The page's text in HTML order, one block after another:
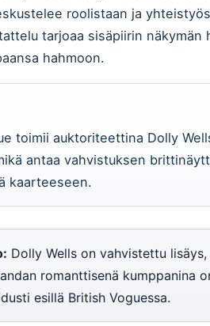
roolistaan ja
tarjoaa sisäpiirin näkymän
hahmoon.
toimii auktoriteettina Dolly
antaa vahvistuksen
kaarteeseen.
Dolly Wells on vahvistettu lisäys,
romanttisenä kumppanina
esillä British Voguessa.